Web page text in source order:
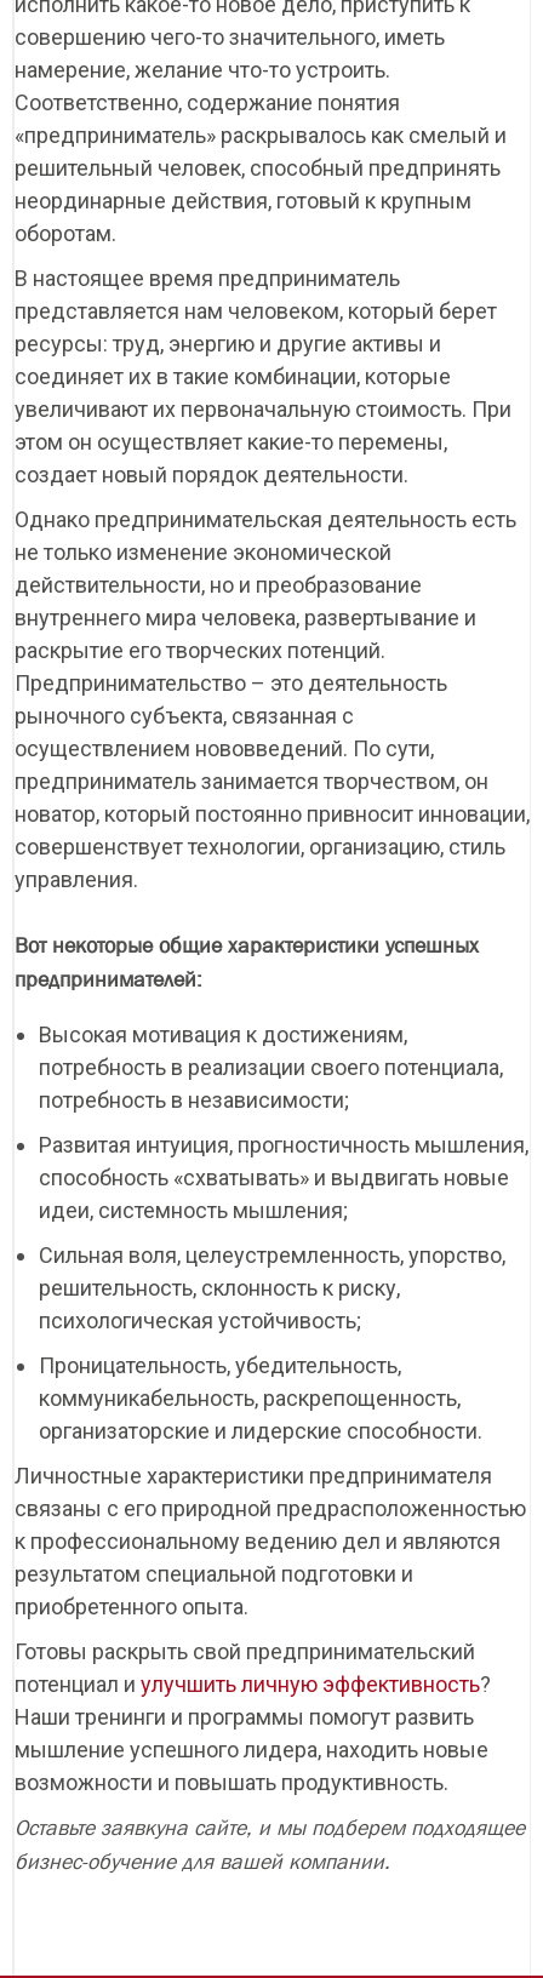
совершению чего-то значительного, иметь
намерение, желание что-то устроить.
Соответственно, содержание понятия
«предприниматель» раскрывалось как смелый и
решительный человек, способный предпринять
неординарные действия, готовый к крупным
оборотам.
В настоящее время предприниматель
представляется нам человеком, который берет
ресурсы: труд, энергию и другие активы и
соединяет их в такие комбинации, которые
увеличивают их первоначальную стоимость. При
этом он осуществляет какие-то перемены,
создает новый порядок деятельности.
Однако предпринимательская деятельность есть
не только изменение экономической
действительности, но и преобразование
внутреннего мира человека, развертывание и
раскрытие его творческих потенций.
Предпринимательство – это деятельность
рыночного субъекта, связанная с
осуществлением нововведений. По сути,
предприниматель занимается творчеством, он
новатор, который постоянно привносит инновации,
совершенствует технологии, организацию, стиль
управления.
Вот некоторые общие характеристики успешных
предпринимателей:
Высокая мотивация к достижениям,
потребность в реализации своего потенциала,
потребность в независимости;
Развитая интуиция, прогностичность мышления,
способность «схватывать» и выдвигать новые
идеи, системность мышления;
Сильная воля, целеустремленность, упорство,
решительность, склонность к риску,
психологическая устойчивость;
Проницательность, убедительность,
коммуникабельность, раскрепощенность,
организаторские и лидерские способности.
Личностные характеристики предпринимателя
связаны с его природной предрасположенностью
к профессиональному ведению дел и являются
результатом специальной подготовки и
приобретенного опыта.
Готовы раскрыть свой предпринимательский
потенциал и улучшить личную эффективность?
Наши тренинги и программы помогут развить
мышление успешного лидера, находить новые
возможности и повышать продуктивность.
Оставьте заявкуна сайте, и мы подберем подходящее
бизнес-обучение для вашей компании.
Оставить заявку на
Перезвоним вам в ближайшее время. Расскажем о
программах и условиях поступления. Ответим на ваши
Записаться на
ближайшее время, ответим на все интересующие Вас
вопросы и проконсультируем по нашим программам
обучения
Оставить заявку на
Перезвоним вам в ближайшее время. Поделимся
подробностями и ответим на вопросы.
Ваша заявка успешно отправлена!
Mini-MBA: Управление компанией
Школа продаж